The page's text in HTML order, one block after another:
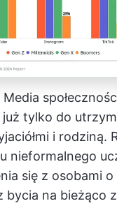
Media
już tylko do
i rodziną.
nieformalnego
się z osobami
bycia na bieżąco